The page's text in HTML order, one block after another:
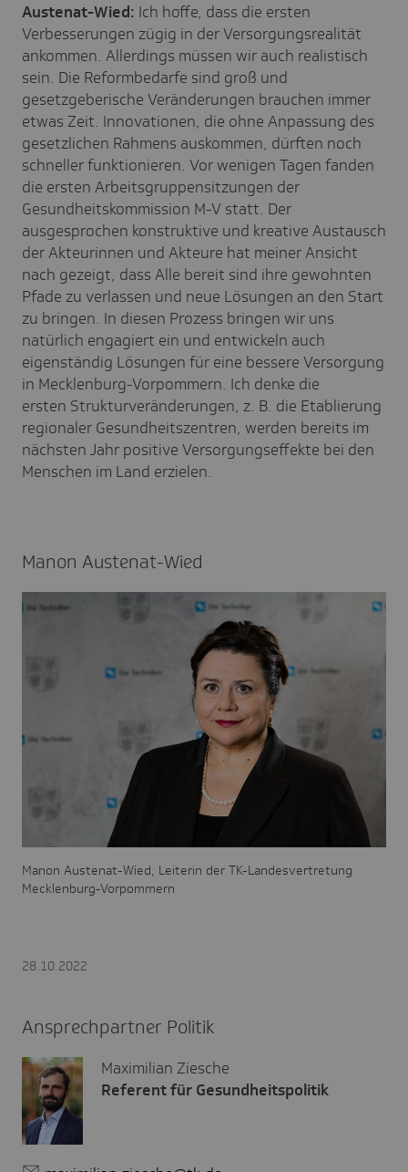
Austenat-Wied: Ich hoffe, dass die ersten
Verbesserungen zügig in der Versorgungsrealität
ankommen. Allerdings müssen wir auch realistisch
sein. Die Reformbedarfe sind groß und
gesetzgeberische Veränderungen brauchen immer
etwas Zeit. Innovationen, die ohne Anpassung des
gesetzlichen Rahmens auskommen, dürften noch
schneller funktionieren. Vor wenigen Tagen fanden
die ersten Arbeitsgruppensitzungen der
Gesundheitskommission M-V statt. Der
ausgesprochen konstruktive und kreative Austausch
der Akteurinnen und Akteure hat meiner Ansicht
nach gezeigt, dass Alle bereit sind ihre gewohnten
Pfade zu verlassen und neue Lösungen an den Start
zu bringen. In diesen Prozess bringen wir uns
natürlich engagiert ein und entwickeln auch
eigenständig Lösungen für eine bessere Versorgung
in Mecklenburg-Vorpommern. Ich denke die
ersten Strukturveränderungen, z. B. die Etablierung
regionaler Gesundheitszentren, werden bereits im
nächsten Jahr positive Versorgungseffekte bei den
Menschen im Land erzielen.
Manon Auste­nat-Wied
Manon Austenat-Wied, Leiterin der TK-Landesvertretung
Mecklenburg-Vorpommern
28.10.2022
Ansprechpartner Politik
Maximilian Ziesche
Referent für Gesundheitspolitik